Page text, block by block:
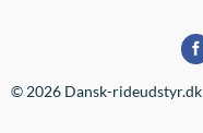
© 2026 Dansk-rideudstyr.dk